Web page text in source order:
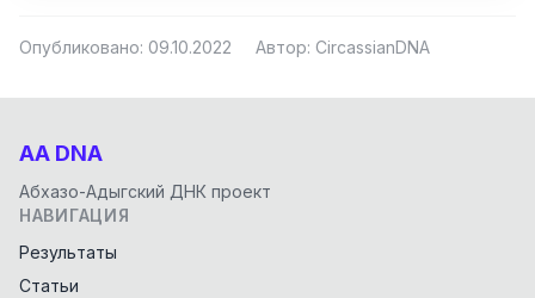
Опубликовано: 09.10.2022 Автор: CircassianDNA
AA DNA
Абхазо-Адыгский ДНК проект
НАВИГАЦИЯ
Результаты
Статьи